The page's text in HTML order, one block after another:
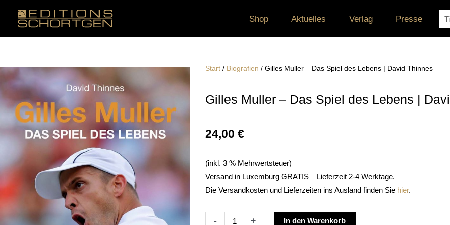
Shop Aktuelles Verlag Presse
Start / Biografien / Gilles Muller – Das Spiel des Lebens | David Thinnes
Gilles Muller – Das Spiel des Lebens |
24,00 €
(inkl. 3 % Mehrwertsteuer)
Versand in Luxemburg GRATIS – Lieferzeit 2-4 Werktage.
Die Versandkosten und Lieferzeiten ins Ausland finden Sie hier.
-
Gilles
+ In den Warenkorb